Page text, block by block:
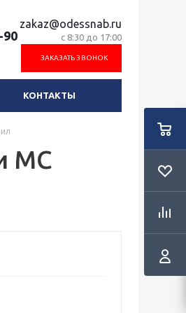
90
zakaz@odessnab.ru
с 8:30 до 17:00
ЗАКАЗАТЬ ЗВОНОК
КОНТАКТЫ
МС